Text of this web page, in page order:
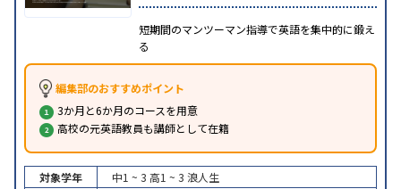
短期間のマンツーマン指導で英語を集中的に鍛え
る
編集部のおすすめポイント
3か月と6か月のコースを用意
高校の元英語教員も講師として在籍
対象学年 中1 ~ 3 高1 ~ 3 浪人生